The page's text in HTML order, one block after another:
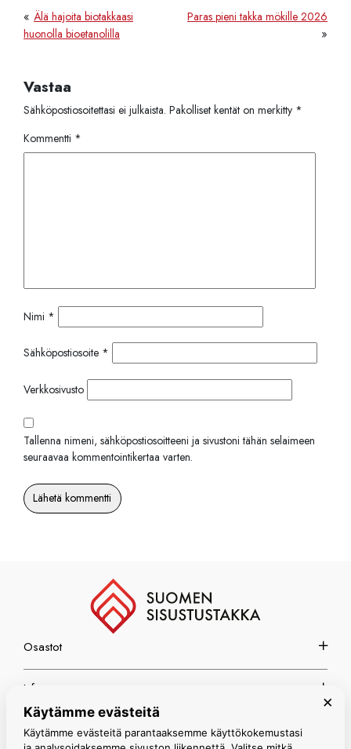
« Älä hajoita biotakkaasi
huonolla bioetanolilla
Paras pieni takka mökille 2026
»
Vastaa
Sähköpostiosoitettasi ei julkaista. Pakolliset kentät on merkitty *
Kommentti *
Nimi *
Sähköpostiosoite *
Verkkosivusto
Tallenna nimeni, sähköpostiosoitteeni ja sivustoni tähän selaimeen
seuraavaa kommentointikertaa varten.
Osastot
Info
Espoon myymälä
×
Käytämme evästeitä
Käytämme evästeitä parantaaksemme käyttökokemustasi